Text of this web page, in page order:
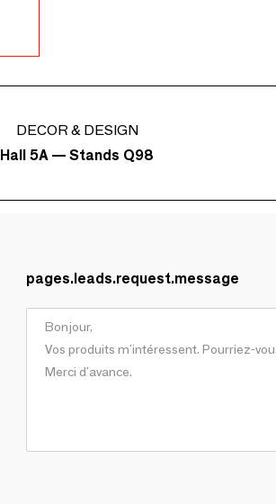
DECOR & DESIGN
Hall 5A — Stands Q98
pages.leads.request.message